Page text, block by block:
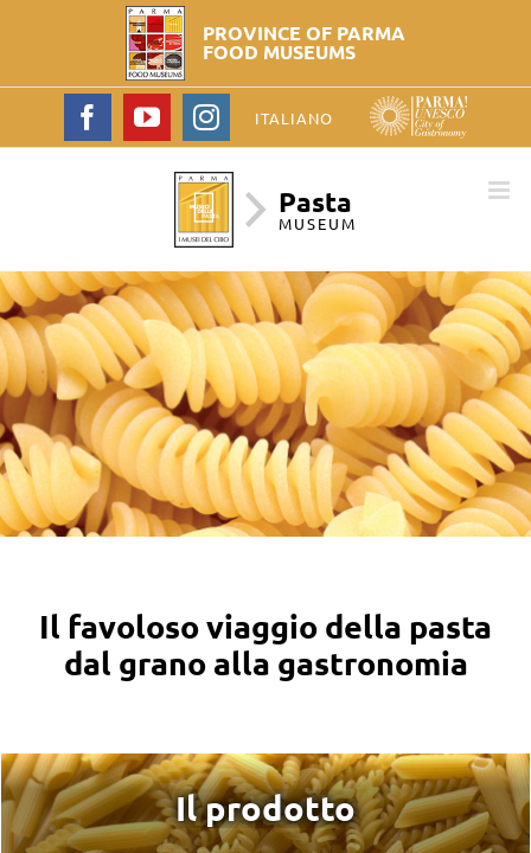
PROVINCE OF PARMA
FOOD MUSEUMS
ITALIANO
FacebookYouTubeInstagram
Pasta
MUSEUM
Il favoloso viaggio della pasta
dal grano alla gastronomia
Il prodotto